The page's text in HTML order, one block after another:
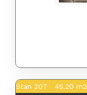
Stan 207 45.20 m2